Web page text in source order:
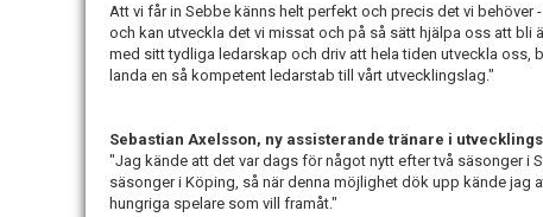
Att vi får in Sebbe känns helt perfekt och precis det vi behöver
och kan utveckla det vi missat och på så sätt hjälpa oss att bli
med sitt tydliga ledarskap och driv att hela tiden utveckla oss,
landa en så kompetent ledarstab till vårt utvecklingslag."
Sebastian Axelsson, ny assisterande tränare i
"Jag kände att det var dags för något nytt efter två säsonger i
säsonger i Köping, så när denna möjlighet dök upp kände jag
hungriga spelare som vill framåt."